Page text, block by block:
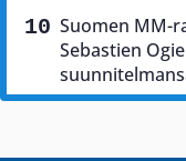
Suomen MM-
Sebastien